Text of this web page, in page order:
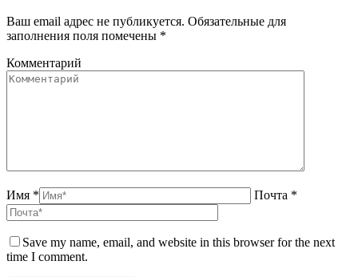
Ваш email адрес не публикуется. Обязательные для
заполнения поля помечены *
Комментарий
Имя * Почта *
Save my name, email, and website in this browser for the next
time I comment.